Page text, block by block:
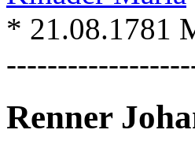
* 21.08.1781
Renner